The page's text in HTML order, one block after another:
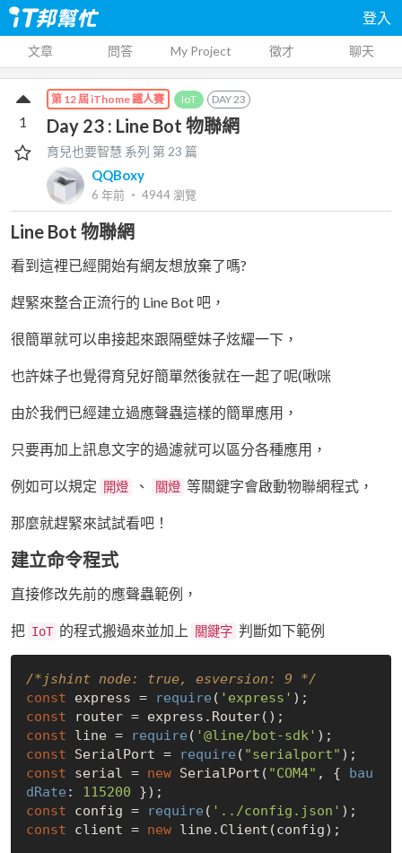
登入
文章 問答 My Project 徵才 聊天
第 12 屆 iThome 鐵人賽 IoT DAY23
Day 23 : Line Bot 物聯網
育兒也要智慧 系列 第23 篇
QQBoxy
6 年前 ‧ 4944瀏覽
1
Line Bot 物聯網
看到這裡已經開始有網友想放棄了嗎?
趕緊來整合正流行的 Line Bot 吧，
很簡單就可以串接起來跟隔壁妹子炫耀一下，
也許妹子也覺得育兒好簡單然後就在一起了呢(啾咪
由於我們已經建立過應聲蟲這樣的簡單應用，
只要再加上訊息文字的過濾就可以區分各種應用，
例如可以規定 開燈 、 關燈 等關鍵字會啟動物聯網程式，
那麼就趕緊來試試看吧！
建立命令程式
直接修改先前的應聲蟲範例，
把 IoT 的程式搬過來並加上 關鍵字 判斷如下範例
/*jshint node: true, esversion: 9 */
const express = require ( 'express'
const
const line = require ( '@line/bot-sdk'
const SerialPort = require ( "serialport"
const serial = new SerialPort( "COM4" , { bau
dRate : 115200
const config = require ( '../config.json'
const client = new line.Client(config);